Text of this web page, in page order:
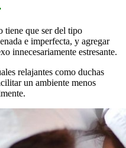
tiene que ser del tipo
e imperfecta, y agregar
innecesariamente estresante.
relajantes como duchas
un ambiente menos